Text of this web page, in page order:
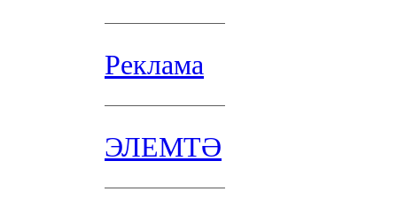
Реклама
ЭЛЕМТӘ